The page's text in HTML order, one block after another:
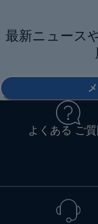
最新ニュース
よくある ご質